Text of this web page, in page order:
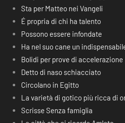
Sta per Matteo nei Vangeli
É propria di chi ha talento
Possono essere infondate
Ha nel suo cane un
Bolidi per prove di accelerazione
Detto di naso schiacciato
Circolano in Egitto
La varietà di gotico più ricca di
Scrisse Senza famiglia